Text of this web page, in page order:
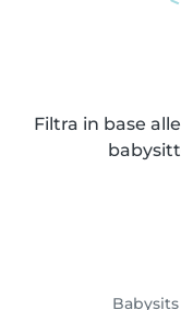
Filtra in base